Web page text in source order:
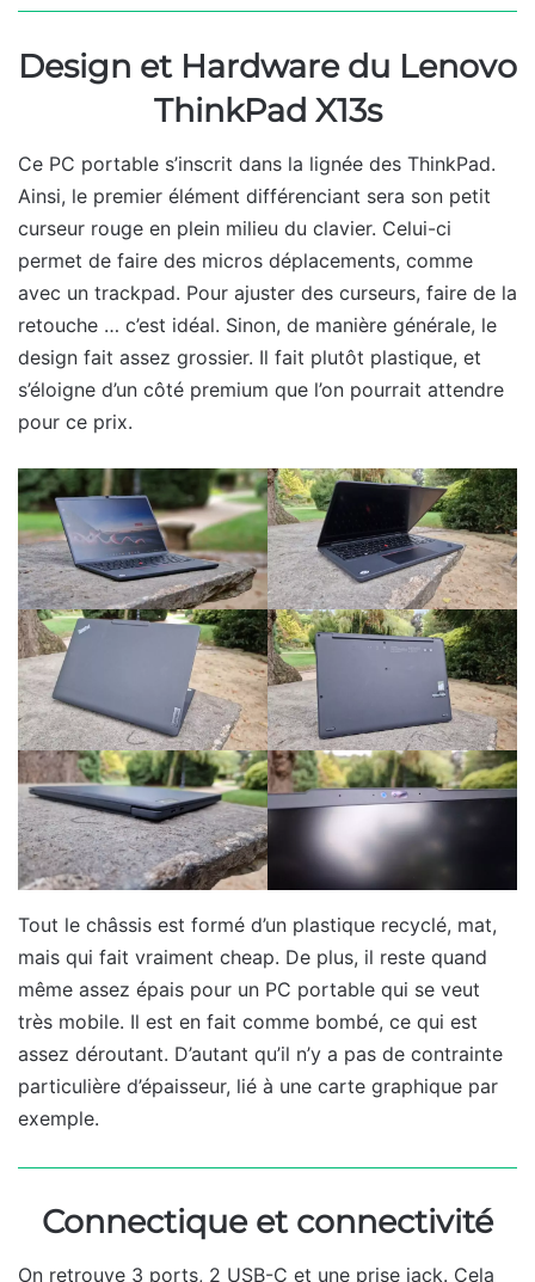
Design et Hardware du Lenovo
ThinkPad X13s
Ce PC portable s’inscrit dans la lignée des ThinkPad.
Ainsi, le premier élément différenciant sera son petit
curseur rouge en plein milieu du clavier. Celui-ci
permet de faire des micros déplacements, comme
avec un trackpad. Pour ajuster des curseurs, faire de la
retouche … c’est idéal. Sinon, de manière générale, le
design fait assez grossier. Il fait plutôt plastique, et
s’éloigne d’un côté premium que l’on pourrait attendre
pour ce prix.
Tout le châssis est formé d’un plastique recyclé, mat,
mais qui fait vraiment cheap. De plus, il reste quand
même assez épais pour un PC portable qui se veut
très mobile. Il est en fait comme bombé, ce qui est
assez déroutant. D’autant qu’il n’y a pas de contrainte
particulière d’épaisseur, lié à une carte graphique par
exemple.
Connectique et connectivité
On retrouve 3 ports, 2 USB-C et une prise jack. Cela